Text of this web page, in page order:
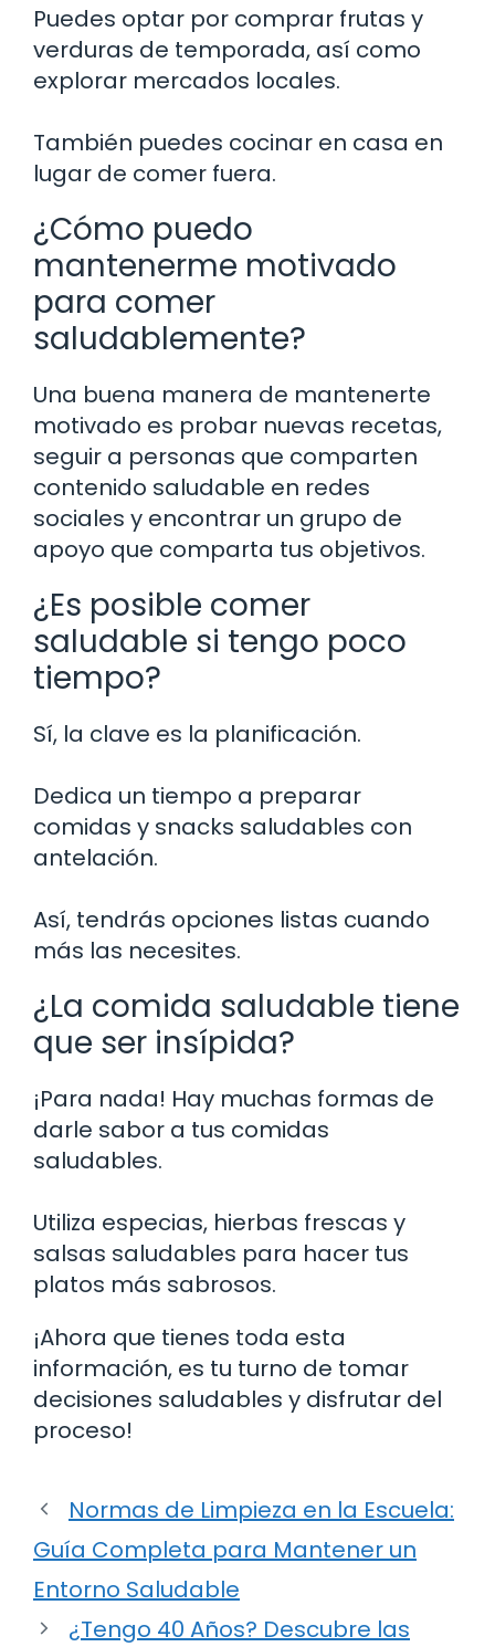
Puedes optar por comprar frutas y
verduras de temporada, así como
explorar mercados locales.
También puedes cocinar en casa en
lugar de comer fuera.
¿Cómo puedo
mantenerme motivado
para comer
saludablemente?
Una buena manera de mantenerte
motivado es probar nuevas recetas,
seguir a personas que comparten
contenido saludable en redes
sociales y encontrar un grupo de
apoyo que comparta tus objetivos.
¿Es posible comer
saludable si tengo poco
tiempo?
Sí, la clave es la planificación.
Dedica un tiempo a preparar
comidas y snacks saludables con
antelación.
Así, tendrás opciones listas cuando
más las necesites.
¿La comida saludable tiene
que ser insípida?
¡Para nada! Hay muchas formas de
darle sabor a tus comidas
saludables.
Utiliza especias, hierbas frescas y
salsas saludables para hacer tus
platos más sabrosos.
¡Ahora que tienes toda esta
información, es tu turno de tomar
decisiones saludables y disfrutar del
proceso!
Normas de Limpieza en la Escuela:
Guía Completa para Mantener un
Entorno Saludable
¿Tengo 40 Años? Descubre las